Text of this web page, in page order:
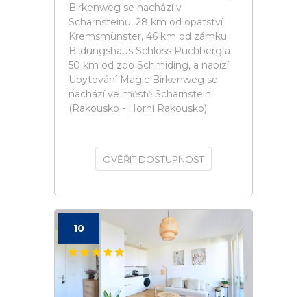
Birkenweg se nachází v
Scharnsteinu, 28 km od opatství
Kremsmünster, 46 km od zámku
Bildungshaus Schloss Puchberg a
50 km od zoo Schmiding, a nabízí...
Ubytování Magic Birkenweg se
nachází ve městě Scharnstein
(Rakousko - Horní Rakousko).
OVĚŘIT DOSTUPNOST
10